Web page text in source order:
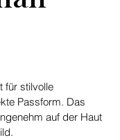
für stilvolle
Passform. Das
auf der Haut